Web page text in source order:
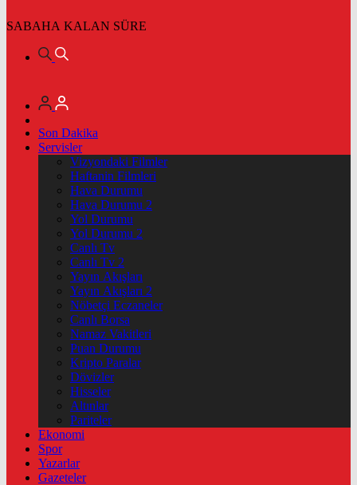
SABAHA KALAN SÜRE
Son Dakika
Servisler
Vizyondaki Filmler
Haftanin Filmleri
Hava Durumu
Hava Durumu 2
Yol Durumu
Yol Durumu 2
Canlı Tv
Canlı Tv 2
Yayın Akışları
Yayın Akışları 2
Nöbetçi Eczaneler
Canlı Borsa
Namaz Vakitleri
Puan Durumu
Kripto Paralar
Dövizler
Hisseler
Altınlar
Pariteler
Ekonomi
Spor
Yazarlar
Gazeteler